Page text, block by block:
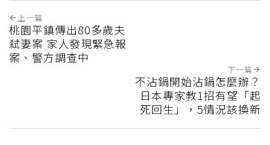
上一篇
桃園平鎮傳出80多歲夫
弒妻案 家人發現緊急報
案、警方調查中
下一篇
不沾鍋開始沾鍋怎麼辦？
日本專家教1招有望「起
死回生」，5情況該換新